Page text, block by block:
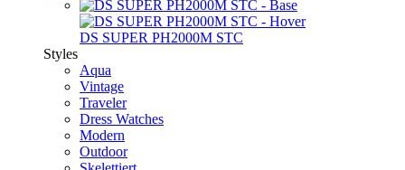
DS SUPER PH2000M STC
Styles
Aqua
Vintage
Traveler
Dress Watches
Modern
Outdoor